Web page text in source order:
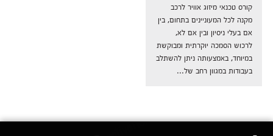
קורס טכנאי מיזוג אוויר לרכב
מקנה לכל המעוניינים בתחום, בין
אם בעלי ניסיון ובין אם לא,
לרכוש הסמכה יוקרתית ומבוקשת
במיוחד, באמצעותה ניתן להשתלב
בעבודות במגוון רחב של...